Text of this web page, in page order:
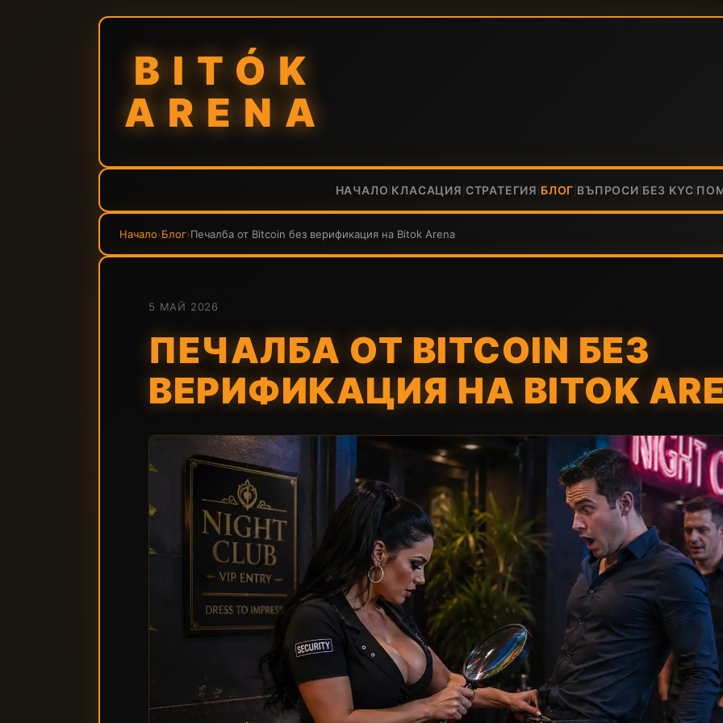
BITÓK
ARENA
НАЧАЛО КЛАСАЦИЯ СТРАТЕГИЯ БЛОГ ВЪПРОСИ БЕЗ KYC
Начало›Блог›Печалба от Bitcoin без верификация на Bitok Arena
5 МАЙ 2026
ПЕЧАЛБА ОТ BITCOIN БЕЗ
ВЕРИФИКАЦИЯ НА BITOK